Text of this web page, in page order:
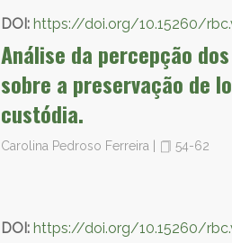
DOI: https://doi.org/10.15260/
Análise da percepção
sobre a preservação de
custódia.
Carolina Pedroso Ferreira 54-62
DOI: https://doi.org/10.15260/